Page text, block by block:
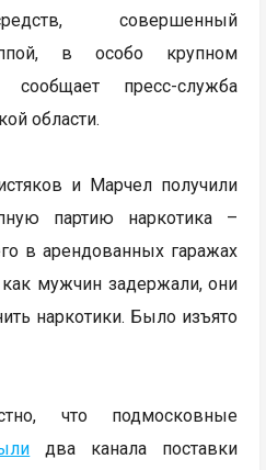
совершенный
в особо крупном
пресс-служба
области.
и Марчел получили
партию наркотика –
в арендованных гаражах
мужчин задержали, они
наркотики. Было изъято
что подмосковные
два канала поставки